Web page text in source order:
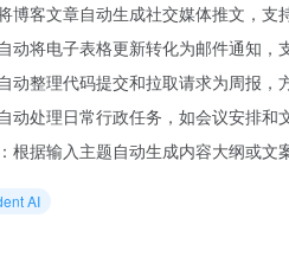
博客文章自动生成社交媒体推文，支
动将电子表格更新转化为邮件通知，
动整理代码提交和拉取请求为周报，
动处理日常行政任务，如会议安排和
：根据输入主题自动生成内容大纲或文
AI